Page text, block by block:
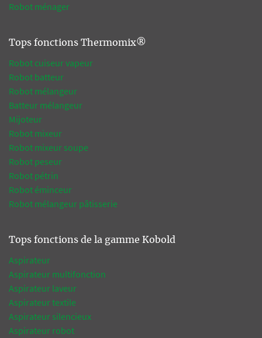
Robot ménager
Tops fonctions Thermomix®
Robot cuiseur vapeur
Robot batteur
Robot mélangeur
Batteur mélangeur
Mijoteur
Robot mixeur
Robot mixeur soupe
Robot peseur
Robot pétrin
Robot éminceur
Robot mélangeur pâtisserie
Tops fonctions de la gamme Kobold
Aspirateur
Aspirateur multifonction
Aspirateur laveur
Aspirateur textile
Aspirateur silencieux
Aspirateur robot